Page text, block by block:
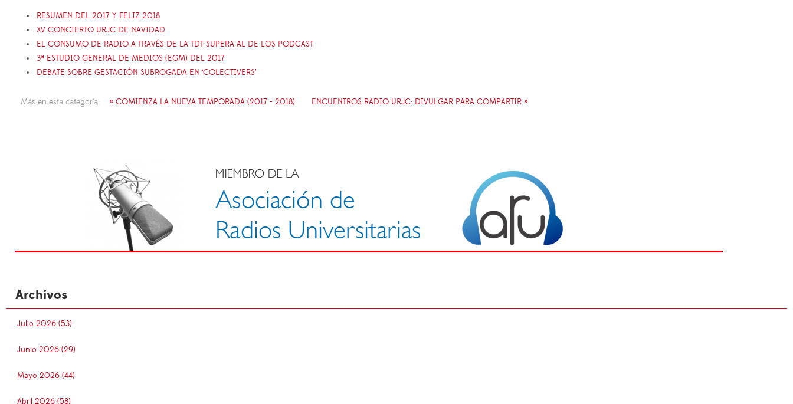
RESUMEN DEL 2017 Y FELIZ 2018
XV CONCIERTO URJC DE NAVIDAD
EL CONSUMO DE RADIO A TRAVÉS DE LA TDT SUPERA AL DE LOS PODCAST
3ª ESTUDIO GENERAL DE MEDIOS (EGM) DEL 2017
DEBATE SOBRE GESTACIÓN SUBROGADA EN ‘COLECTIVERS’
Más en esta categoría: « COMIENZA LA NUEVA TEMPORADA (2017 - 2018) ENCUENTROS RADIO URJC: DIVULGAR PARA COMPARTIR »
Archivos
Julio 2026 (53)
Junio 2026 (29)
Mayo 2026 (44)
Abril 2026 (58)